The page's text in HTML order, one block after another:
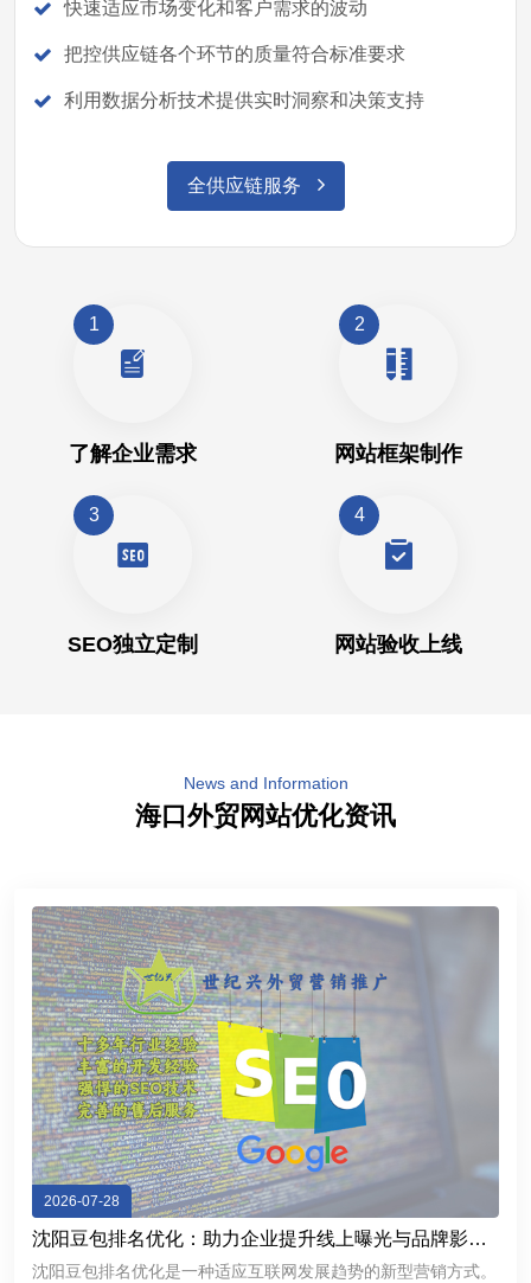
快速适应市场变化和客户需求的波动
把控供应链各个环节的质量符合标准要求
利用数据分析技术提供实时洞察和决策支持
全供应链服务
1
了解企业需求
2
网站框架制作
3
SEO独立定制
4
网站验收上线
News and Information
海口外贸网站优化资讯
2026-07-28
沈阳豆包排名优化：助力企业提升线上曝光与品牌影响
力
沈阳豆包排名优化是一种适应互联网发展趋势的新型营销方式。